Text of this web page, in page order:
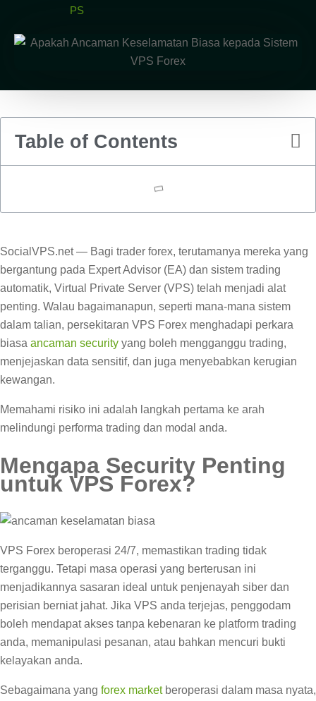
Table of Contents
SocialVPS.net — Bagi trader forex, terutamanya mereka yang
bergantung pada Expert Advisor (EA) dan sistem trading
automatik, Virtual Private Server (VPS) telah menjadi alat
penting. Walau bagaimanapun, seperti mana-mana sistem
dalam talian, persekitaran VPS Forex menghadapi perkara
biasa ancaman security yang boleh mengganggu trading,
menjejaskan data sensitif, dan juga menyebabkan kerugian
kewangan.
Memahami risiko ini adalah langkah pertama ke arah
melindungi performa trading dan modal anda.
Mengapa Security Penting
untuk VPS Forex?
VPS Forex beroperasi 24/7, memastikan trading tidak
terganggu. Tetapi masa operasi yang berterusan ini
menjadikannya sasaran ideal untuk penjenayah siber dan
perisian berniat jahat. Jika VPS anda terjejas, penggodam
boleh mendapat akses tanpa kebenaran ke platform trading
anda, memanipulasi pesanan, atau bahkan mencuri bukti
kelayakan anda.
Sebagaimana yang forex marketberoperasi dalam masa nyata,